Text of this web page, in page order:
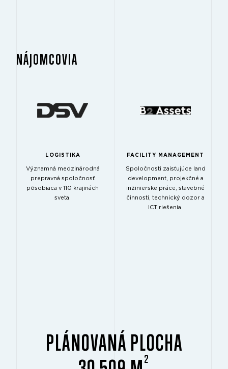
NÁJOMCOVIA
LOGISTIKA
Významná medzinárodná
prepravná spoločnosť
pôsobiaca v 110 krajinách
sveta.
FACILITY MANAGEMENT
Spoločnosti zaisťujúce land
development, projekčné a
inžinierske práce, stavebné
činnosti, technický dozor a
ICT riešenia.
PLÁNOVANÁ PLOCHA
2